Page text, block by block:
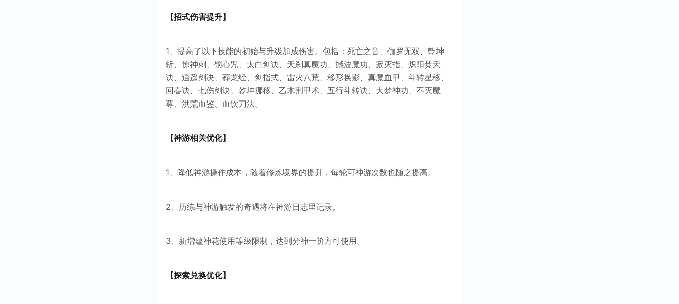
【招式伤害提升】
1、提高了以下技能的初始与升级加成伤害。包括：死亡之音、伽罗无双、乾坤
斩、惊神刺、锁心咒、太白剑诀、天刹真魔功、撼波魔功、寂灭指、炽阳焚天
诀、逍遥剑决、葬龙经、剑指式、雷火八荒、移形换影、真魔血甲、斗转星移、
回春诀、七伤剑诀、乾坤挪移、乙木荆甲术、五行斗转诀、大梦神功、不灭魔
尊、洪荒血鉴、血饮刀法。
【神游相关优化】
1、降低神游操作成本，随着修炼境界的提升，每轮可神游次数也随之提高。
2、历练与神游触发的奇遇将在神游日志里记录。
3、新增蕴神花使用等级限制，达到分神一阶方可使用。
【探索兑换优化】